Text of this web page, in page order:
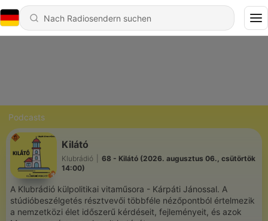
Podcasts
Kilátó
Klubrádió
68 - Kilátó (2026. augusztus 06., csütörtök
14:00)
A Klubrádió külpolitikai vitaműsora - Kárpáti Jánossal. A
stúdióbeszélgetés résztvevői többféle nézőpontból értelmezik
a nemzetközi élet időszerű kérdéseit, fejleményeit, és azok